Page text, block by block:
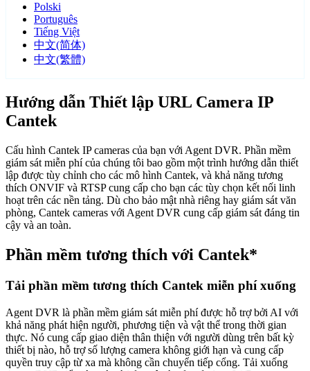
Polski
Português
Tiếng Việt
中文(简体)
中文(繁體)
Hướng dẫn Thiết lập URL Camera IP
Cantek
Cấu hình Cantek IP cameras của bạn với Agent DVR. Phần mềm
giám sát miễn phí của chúng tôi bao gồm một trình hướng dẫn thiết
lập được tùy chỉnh cho các mô hình Cantek, và khả năng tương
thích ONVIF và RTSP cung cấp cho bạn các tùy chọn kết nối linh
hoạt trên các nền tảng. Dù cho bảo mật nhà riêng hay giám sát văn
phòng, Cantek cameras với Agent DVR cung cấp giám sát đáng tin
cậy và an toàn.
Phần mềm tương thích với Cantek*
Tải phần mềm tương thích Cantek miễn phí xuống
Agent DVR là phần mềm giám sát miễn phí được hỗ trợ bởi AI với
khả năng phát hiện người, phương tiện và vật thể trong thời gian
thực. Nó cung cấp giao diện thân thiện với người dùng trên bất kỳ
thiết bị nào, hỗ trợ số lượng camera không giới hạn và cung cấp
quyền truy cập từ xa mà không cần chuyển tiếp cổng. Tải xuống